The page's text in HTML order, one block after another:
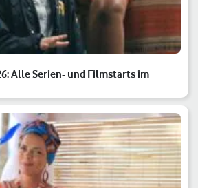
Alle Serien- und Filmstarts im